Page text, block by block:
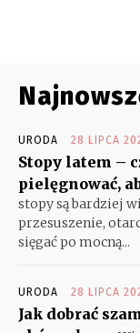
URODA 28 LIPCA
Stopy latem –
pielęgnować,
stopy są bardziej
przesuszenie,
sięgać po mocną...
URODA 28 LIPCA
Jak dobrać